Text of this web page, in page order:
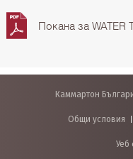
Покана за WATER
Каммартон
Общи условия
Уеб